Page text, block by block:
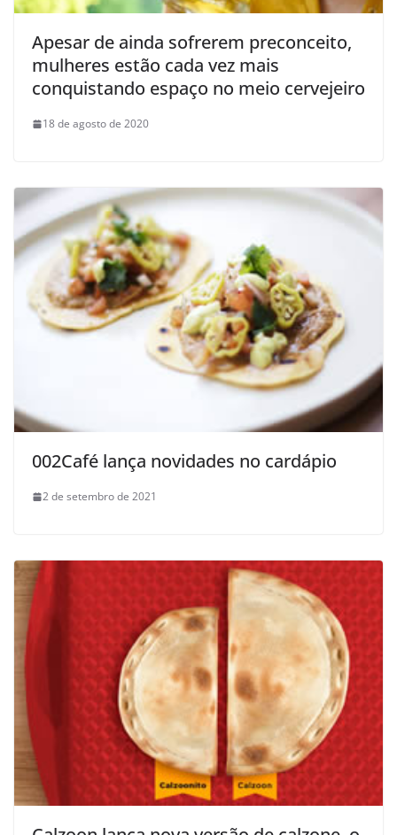
Apesar de ainda sofrerem preconceito,
mulheres estão cada vez mais
conquistando espaço no meio cervejeiro
18 de agosto de 2020
002Café lança novidades no cardápio
2 de setembro de 2021